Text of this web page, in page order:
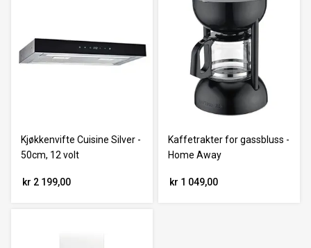
Kjøkkenvifte Cuisine Silver -
50cm, 12 volt
kr 2 199,00
Kaffetrakter for gassbluss -
Home Away
kr 1 049,00